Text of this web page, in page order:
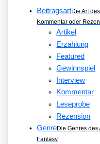
BeitragsartDie Art
Kommentar oder
Artikel
Erzählung
Featured
Gewinnspiel
Interview
Kommentar
Leseprobe
Rezension
GenreDie Genres
Fantasy